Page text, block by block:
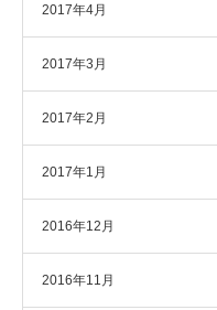
2017年4月
2017年3月
2017年2月
2017年1月
2016年12月
2016年11月